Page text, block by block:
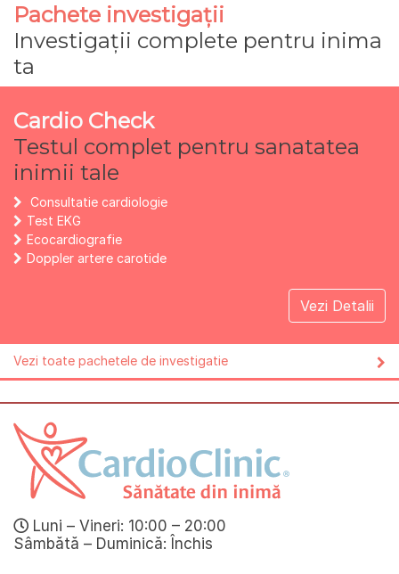
Pachete investigații
Investigații complete pentru inima
ta
Cardio Check
Testul complet pentru sanatatea
inimii tale
Consultatie cardiologie
Test EKG
Ecocardiografie
Doppler artere carotide
Vezi Detalii
Vezi toate pachetele de investigatie
Luni – Vineri: 10:00 – 20:00
Sâmbătă – Duminică: Închis